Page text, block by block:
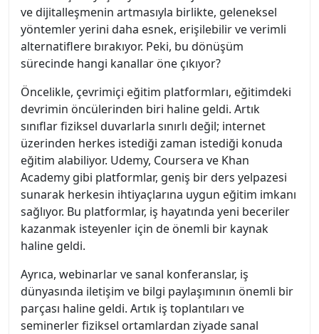
ve dijitalleşmenin artmasıyla birlikte, geleneksel
yöntemler yerini daha esnek, erişilebilir ve verimli
alternatiflere bırakıyor. Peki, bu dönüşüm
sürecinde hangi kanallar öne çıkıyor?
Öncelikle, çevrimiçi eğitim platformları, eğitimdeki
devrimin öncülerinden biri haline geldi. Artık
sınıflar fiziksel duvarlarla sınırlı değil; internet
üzerinden herkes istediği zaman istediği konuda
eğitim alabiliyor. Udemy, Coursera ve Khan
Academy gibi platformlar, geniş bir ders yelpazesi
sunarak herkesin ihtiyaçlarına uygun eğitim imkanı
sağlıyor. Bu platformlar, iş hayatında yeni beceriler
kazanmak isteyenler için de önemli bir kaynak
haline geldi.
Ayrıca, webinarlar ve sanal konferanslar, iş
dünyasında iletişim ve bilgi paylaşımının önemli bir
parçası haline geldi. Artık iş toplantıları ve
seminerler fiziksel ortamlardan ziyade sanal